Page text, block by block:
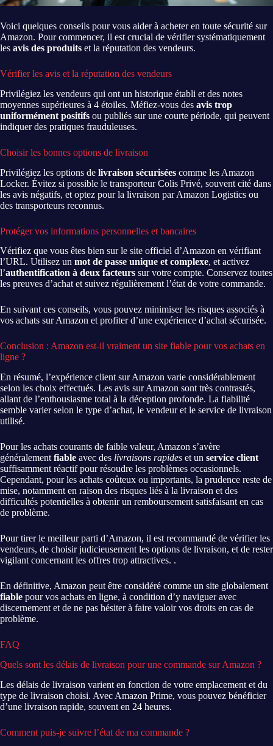
Voici quelques conseils pour vous aider à acheter en toute sécurité sur
Amazon. Pour commencer, il est crucial de vérifier systématiquement
les avis des produits et la réputation des vendeurs.
Vérifier les avis et la réputation des vendeurs
Privilégiez les vendeurs qui ont un historique établi et des notes
moyennes supérieures à 4 étoiles. Méfiez-vous des avis trop
uniformément positifs ou publiés sur une courte période, qui peuvent
indiquer des pratiques frauduleuses.
Choisir les bonnes options de livraison
Privilégiez les options de livraison sécurisées comme les Amazon
Locker. Évitez si possible le transporteur Colis Privé, souvent cité dans
les avis négatifs, et optez pour la livraison par Amazon Logistics ou
des transporteurs reconnus.
Protéger vos informations personnelles et bancaires
Vérifiez que vous êtes bien sur le site officiel d’Amazon en vérifiant
l’URL. Utilisez un mot de passe unique et complexe, et activez
l’authentification à deux facteurs sur votre compte. Conservez toutes
les preuves d’achat et suivez régulièrement l’état de votre commande.
En suivant ces conseils, vous pouvez minimiser les risques associés à
vos achats sur Amazon et profiter d’une expérience d’achat sécurisée.
Conclusion : Amazon est-il vraiment un site fiable pour vos achats en
ligne ?
En résumé, l’expérience client sur Amazon varie considérablement
selon les choix effectués. Les avis sur Amazon sont très contrastés,
allant de l’enthousiasme total à la déception profonde. La fiabilité
semble varier selon le type d’achat, le vendeur et le service de livraison
utilisé.
Pour les achats courants de faible valeur, Amazon s’avère
généralement fiable avec des livraisons rapides et un service client
suffisamment réactif pour résoudre les problèmes occasionnels.
Cependant, pour les achats coûteux ou importants, la prudence reste de
mise, notamment en raison des risques liés à la livraison et des
difficultés potentielles à obtenir un remboursement satisfaisant en cas
de problème.
Pour tirer le meilleur parti d’Amazon, il est recommandé de vérifier les
vendeurs, de choisir judicieusement les options de livraison, et de rester
vigilant concernant les offres trop attractives. .
En définitive, Amazon peut être considéré comme un site globalement
fiable pour vos achats en ligne, à condition d’y naviguer avec
discernement et de ne pas hésiter à faire valoir vos droits en cas de
problème.
FAQ
Quels sont les délais de livraison pour une commande sur Amazon ?
Les délais de livraison varient en fonction de votre emplacement et du
type de livraison choisi. Avec Amazon Prime, vous pouvez bénéficier
d’une livraison rapide, souvent en 24 heures.
Comment puis-je suivre l’état de ma commande ?